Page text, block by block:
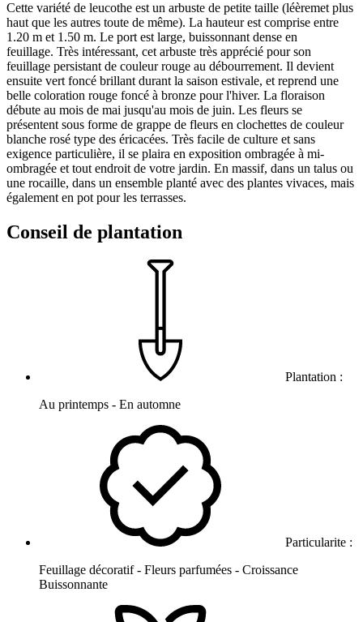
Cette variété de leucothe est un arbuste de petite taille (léèremet plus
haut que les autres toute de même). La hauteur est comprise entre
1.20 m et 1.50 m. Le port est large, buissonnant dense en
feuillage. Très intéressant, cet arbuste très apprécié pour son
feuillage persistant de couleur rouge au débourrement. Il devient
ensuite vert foncé brillant durant la saison estivale, et reprend une
belle coloration rouge foncé à bronze pour l'hiver. La floraison
débute au mois de mai jusqu'au mois de juin. Les fleurs se
présentent sous forme de grappe de fleurs en clochettes de couleur
blanche rosé type des éricacées. Très facile de culture et sans
exigence particulière, il se plaira en exposition ombragée à mi-
ombragée et tout endroit de votre jardin. En massif, dans un talus ou
une rocaille, dans un ensemble planté avec des plantes vivaces, mais
également en pot pour les terrasses.
Conseil de plantation
Plantation :
Au printemps - En automne
Particularite :
Feuillage décoratif - Fleurs parfumées - Croissance
Buissonnante